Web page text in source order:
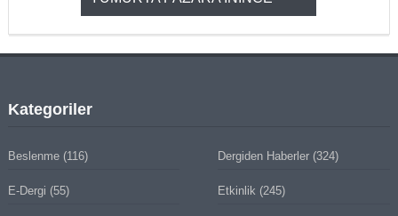
Kategoriler
Beslenme(116) Dergiden Haberler (324)
E-Dergi (55) Etkinlik (245)